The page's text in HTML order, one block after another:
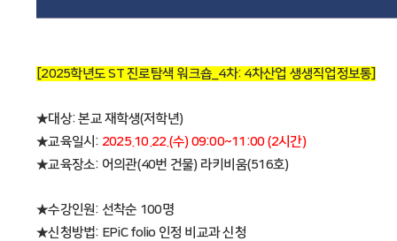
[2025학년도 ST 진로탐색 워크숍_4차: 4차산업 생생직업정보통]
★대상: 본교 재학생(저학년)
★교육일시: 2025.10.22.(수) 09:00~11:00 (2시간)
★교육장소: 어의관(40번 건물) 라키비움(516호)
★수강인원: 선착순 100명
★신청방법: EPiC folio 인정 비교과 신청